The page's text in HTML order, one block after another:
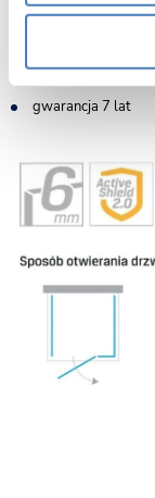
wygodne szerokie
gwarancja 7 lat